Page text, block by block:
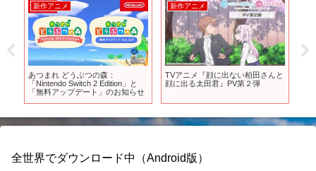
新作アニメ
あつまれ どうぶつの森：
「Nintendo Switch 2 Edition」と
「無料アップデート」のお知らせ
新作アニメ
TVアニメ『顔に出ない柏田さんと
顔に出る太田君』PV第２弾
全世界でダウンロード中（Android版）